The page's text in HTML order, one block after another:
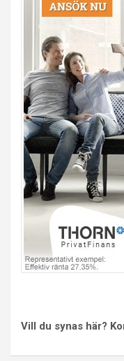
Vill du synas här?